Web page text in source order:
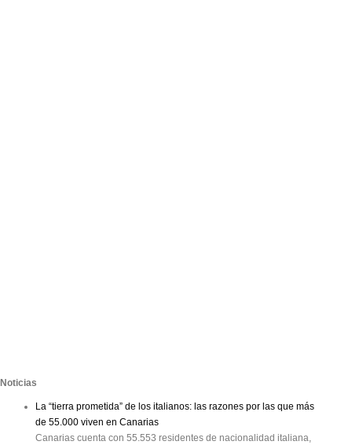
Noticias
La “tierra prometida” de los italianos: las razones por las que más
de 55.000 viven en Canarias
Canarias cuenta con 55.553 residentes de nacionalidad italiana,